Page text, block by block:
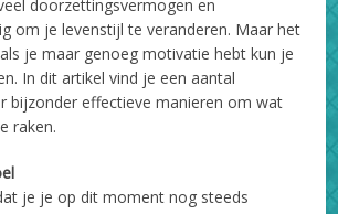
doorzettingsvermogen en
om je levenstijl te veranderen. Maar het
je maar genoeg motivatie hebt kun je
In dit artikel vind je een aantal
bijzonder effectieve manieren om wat
raken.
je je op dit moment nog steeds